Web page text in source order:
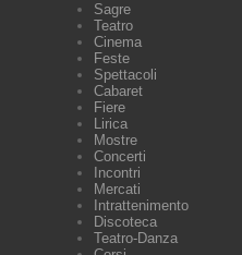
Sagre
Teatro
Cinema
Feste
Spettacoli
Cabaret
Fiere
Lirica
Mostre
Concerti
Incontri
Mercati
Intrattenimento
Discoteca
Teatro-Danza